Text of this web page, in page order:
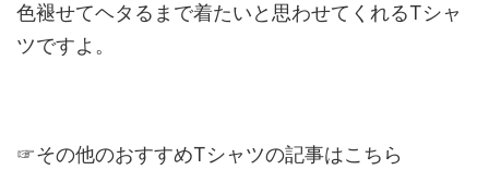
色褪せてヘタるまで着たいと思わせてくれるTシャ
ツですよ。
☞その他のおすすめTシャツの記事はこちら